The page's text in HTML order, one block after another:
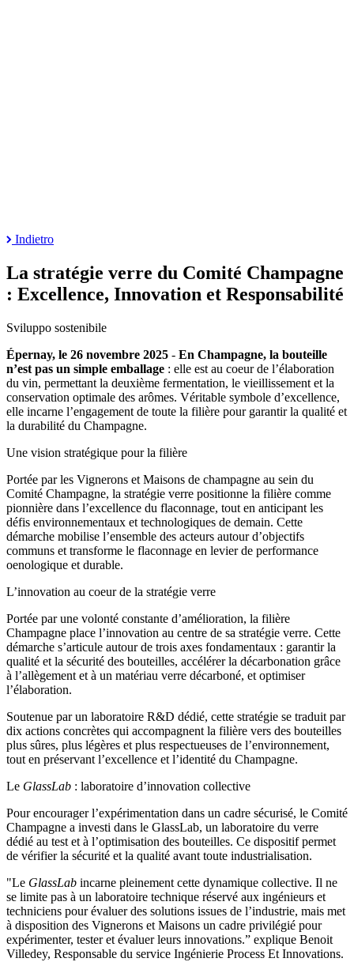
Indietro
La stratégie verre du Comité Champagne
: Excellence, Innovation et Responsabilité
Sviluppo sostenibile
Épernay, le 26 novembre 2025 - En Champagne, la bouteille
n’est pas un simple emballage : elle est au coeur de l’élaboration
du vin, permettant la deuxième fermentation, le vieillissement et la
conservation optimale des arômes. Véritable symbole d’excellence,
elle incarne l’engagement de toute la filière pour garantir la qualité et
la durabilité du Champagne.
Une vision stratégique pour la filière
Portée par les Vignerons et Maisons de champagne au sein du
Comité Champagne, la stratégie verre positionne la filière comme
pionnière dans l’excellence du flaconnage, tout en anticipant les
défis environnementaux et technologiques de demain. Cette
démarche mobilise l’ensemble des acteurs autour d’objectifs
communs et transforme le flaconnage en levier de performance
oenologique et durable.
L’innovation au coeur de la stratégie verre
Portée par une volonté constante d’amélioration, la filière
Champagne place l’innovation au centre de sa stratégie verre. Cette
démarche s’articule autour de trois axes fondamentaux : garantir la
qualité et la sécurité des bouteilles, accélérer la décarbonation grâce
à l’allègement et à un matériau verre décarboné, et optimiser
l’élaboration.
Soutenue par un laboratoire R&D dédié, cette stratégie se traduit par
dix actions concrètes qui accompagnent la filière vers des bouteilles
plus sûres, plus légères et plus respectueuses de l’environnement,
tout en préservant l’excellence et l’identité du Champagne.
Le GlassLab : laboratoire d’innovation collective
Pour encourager l’expérimentation dans un cadre sécurisé, le Comité
Champagne a investi dans le GlassLab, un laboratoire du verre
dédié au test et à l’optimisation des bouteilles. Ce dispositif permet
de vérifier la sécurité et la qualité avant toute industrialisation.
"Le GlassLab incarne pleinement cette dynamique collective. Il ne
se limite pas à un laboratoire technique réservé aux ingénieurs et
techniciens pour évaluer des solutions issues de l’industrie, mais met
à disposition des Vignerons et Maisons un cadre privilégié pour
expérimenter, tester et évaluer leurs innovations.” explique Benoit
Villedey, Responsable du service Ingénierie Process Et Innovations.